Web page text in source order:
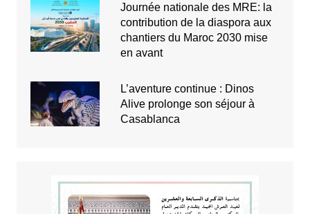
Journée nationale des MRE: la
contribution de la diaspora aux
chantiers du Maroc 2030 mise
en avant
L’aventure continue : Dinos
Alive prolonge son séjour à
Casablanca